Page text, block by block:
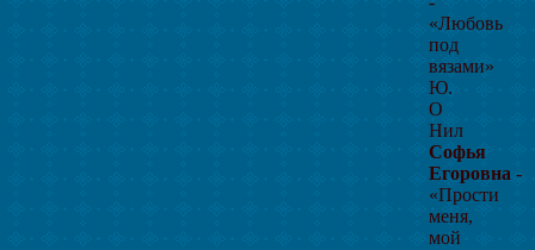
«Любовь
под
вязами»
Ю.
О
Нил
Софья
Егоровна -
«Прости
меня,
мой